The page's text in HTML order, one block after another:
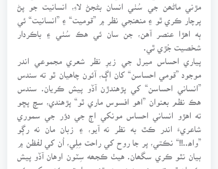
مڙني ماڻھن جي سُٺي انسان بڻجڻ لاءِ، انسانيت جو پڻ
پرچار ڪري ٿو ۽ منھنجي نظر ۾ ”قوميت“ ۽ ”انسانيت“ ئي
ٻه اهڙا عنصر آهن، جن سان ئي هڪ سُٺي ۽ باڪردار
شخصيت جُڙي ٿي.
پياري احساس ميرل جي زيرِ نظر شعري مجموعي اندر
موجود ”قومي احساسن“ کان اڳ، آئون چاهيان ٿو ته سندس
”انساني احساسن“ کي پڙهندڙن آڏو پيش ڪريان. سندس
هڪ نظم بعنوان ”اهو افسوس ماري ٿو“ پڙهندي، سچ پڇو
ته اهڙو انساني احساس مونکي اڄ جي دؤر جي سموري
شاعريءَ اندر ڪٿ به نظر نه آيو، ۽ زبان مان نه رڳو
”واھ..!!“ نڪتي، پر جا روح کي راحت مِلِي، اُن کي لفظن ۾
بيان نٿو ڪري سگھان. هيٺ ڪجھه سِٽون اوهان آڏو پيش
ڪريان ٿو، ته جيئن منھنجيءَ مٿئين راءِ تي ڪنھن کي ڪو